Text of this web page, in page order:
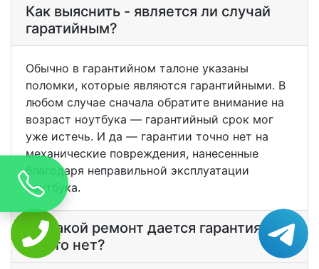
Как выяснить - является ли случай
гаратийным?
Обычно в гарантийном талоне указаны
поломки, которые являются гарантийными. В
любом случае сначала обратите внимание на
возраст ноутбука — гарантийный срок мог
уже истечь. И да — гарантии точно нет на
механические повреждения, нанесенные
благодаря неправильной эксплуатации
ноутбука.
На какой ремонт дается гарантия? А
на что нет?